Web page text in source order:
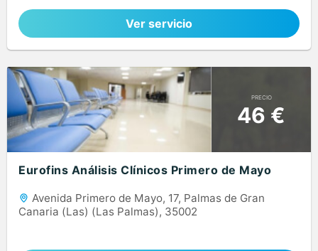
Ver servicio
PRECIO
46 €
Eurofins Análisis Clínicos Primero de Mayo
Avenida Primero de Mayo, 17, Palmas de Gran
Canaria (Las) (Las Palmas), 35002